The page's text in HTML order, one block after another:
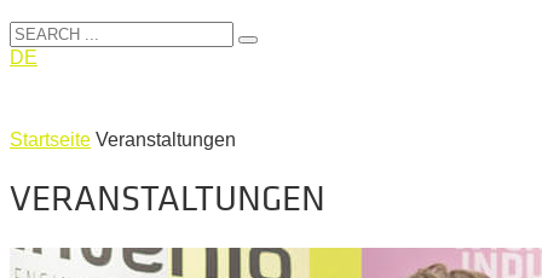
DE
Startseite Veranstaltungen
VERANSTALTUNGEN